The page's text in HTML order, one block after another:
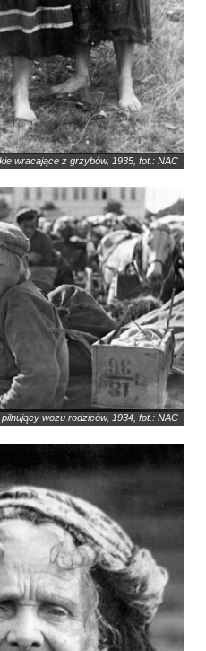
wracające z grzybów, 1935, fot.: NAC
pilnujący wozu rodziców, 1934, fot.: NAC